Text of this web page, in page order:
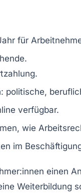
für
.
.
politische,
verfügbar.
wie
im
einen
Weiterbildung